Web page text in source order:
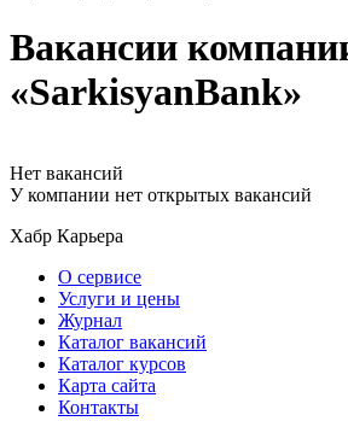
Вакансии
«SarkisyanBank»
Нет вакансий
У компании нет открытых вакансий
Хабр Карьера
О сервисе
Услуги и цены
Журнал
Каталог вакансий
Каталог курсов
Карта сайта
Контакты